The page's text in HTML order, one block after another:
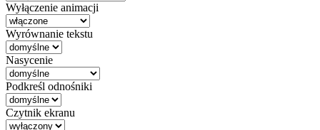
Wyłączenie animacji
Wyrównanie tekstu
Nasycenie
Podkreśl odnośniki
Czytnik ekranu